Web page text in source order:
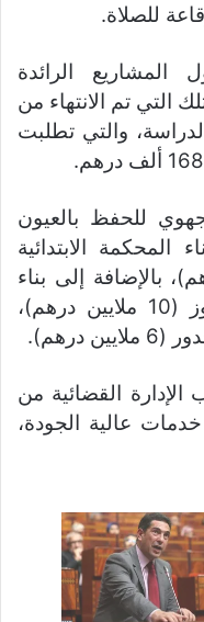
للصلاة.
الرائدة
التي تم الانتهاء من
والتي تطلبت
للحفظ بالعيون
المحكمة الابتدائية
57 مليون درهم)، بالإضافة إلى بناء
مركز للقاضي المقيم ببئر كندوز (10 ملايين درهم)،
درهم).
القضائية من
عالية الجودة،